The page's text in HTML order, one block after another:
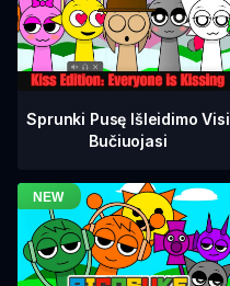
Sprunki Pusę Išleidimo Visi
Bučiuojasi